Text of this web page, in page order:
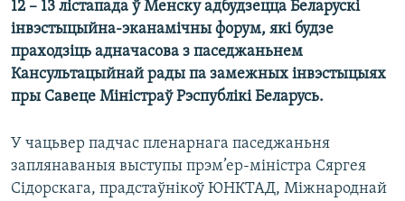
КУЛЬТУРА
КАЛЯНДАР
МОВА
НА ХВАЛЯХ СВАБОДЫ
12 – 13 лістапада ў Менску адбудзецца Беларускі
інвэстыцыйна-эканамічны форум, які будзе
праходзіць адначасова з паседжаньнем
Кансультацыйнай рады па замежных інвэстыцыях
пры Савеце Міністраў Рэспублікі Беларусь.
У чацьвер падчас пленарнага паседжаньня
заплянаваныя выступы прэм’ер-міністра Сяргея
Сідорскага, прадстаўнікоў ЮНКТАД, Міжнароднай